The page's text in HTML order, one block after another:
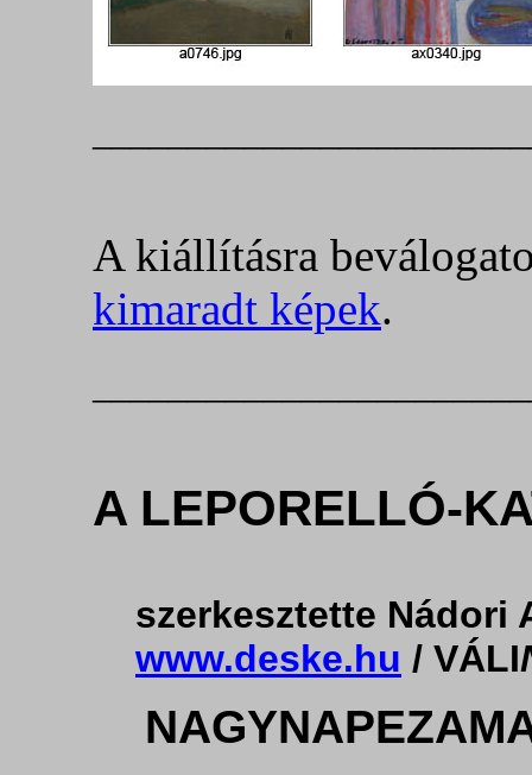
A kiállításra
kimaradt képek.
A LEPORELLÓ-
szerkesztette Nádori
www.deske.hu / VÁLI